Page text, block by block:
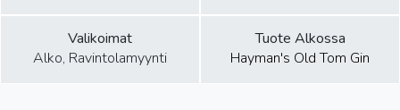
Valikoimat
Alko, Ravintolamyynti
Tuote Alkossa
Hayman's Old Tom Gin